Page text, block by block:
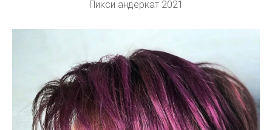
Пикси андеркат 2021